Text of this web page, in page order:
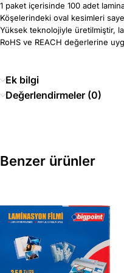
1 paket içerisinde 100 adet
Köşelerindeki oval kesimleri
Yüksek teknolojiyle üretilmiştir,
RoHS ve REACH değerlerine
Ek bilgi
Değerlendirmeler (0)
Benzer ürünler